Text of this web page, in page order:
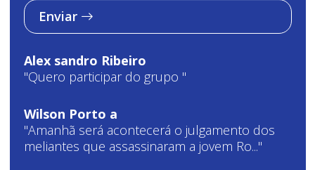
Enviar
Alex sandro Ribeiro
"Quero participar do grupo "
Wilson Porto a
"Amanhã será acontecerá o julgamento dos
meliantes que assassinaram a jovem Ro..."